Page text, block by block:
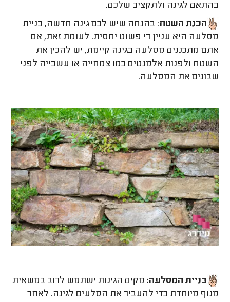
בהתאם לגינה ולתקציב שלכם.
הכנת השטח: בהנחה שיש לכם גינה חדשה, בניית
מסלעה היא עניין די פשוט יחסית. לעומת זאת, אם
אתם מתכננים מסלעה בגינה קיימת, יש להכין את
השטח ולפנות אלמנטים כמו צמחייה או עשבייה לפני
שבונים את המסלעה.
בניית המסלעה: מקים הגינות ישתמש לרוב במשאית
מנוף מיוחדת כדי להעביר את הסלעים לגינה. לאחר